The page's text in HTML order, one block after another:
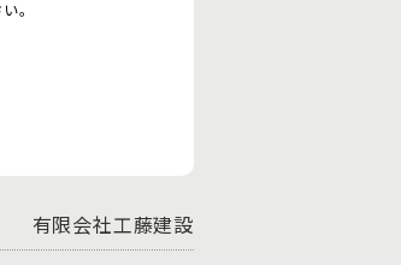
。
有限会社工藤建設